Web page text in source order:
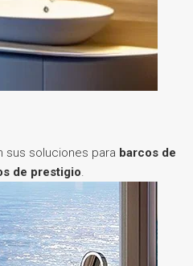
sus soluciones para barcos de
de prestigio.